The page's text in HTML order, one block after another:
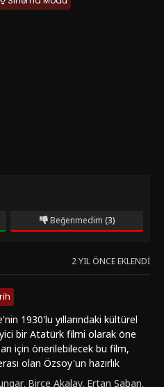
Beğenmedim (3)
2 YIL ÖNCE EKLENDI
1930'lu yıllarındaki kültürel
bir Atatürk filmi olarak öne
için önerilebilecek bu film,
olan Özsoy'un hazırlık
Alp Akaydın'ın
, Birce Akalay, Ertan Saban,